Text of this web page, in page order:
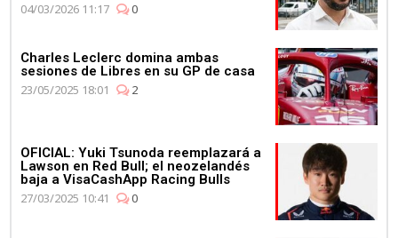
04/03/2026 11:17
0
Charles Leclerc domina ambas
sesiones de Libres en su GP de casa
23/05/2025 18:01
2
OFICIAL: Yuki Tsunoda reemplazará a
Lawson en Red Bull; el neozelandés
baja a VisaCashApp Racing Bulls
27/03/2025 10:41
0